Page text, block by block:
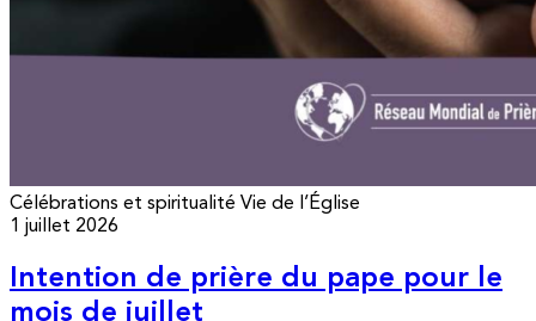
Célébrations et spiritualité Vie de l’Église
1 juillet 2026
Intention de prière du pape pour le
mois de juillet